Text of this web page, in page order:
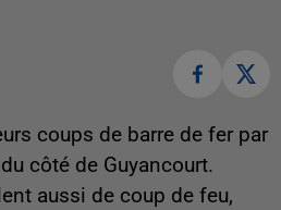
coups de barre de fer par
côté de Guyancourt.
aussi de coup de feu,